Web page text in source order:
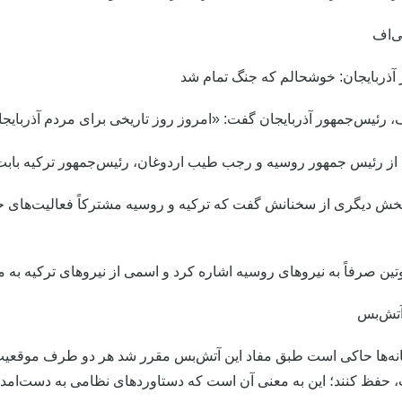
خوشحالم که جنگ تمام شد
رئیس‌جمهور آذربایجان گفت: «امروز روز تاریخی برای مردم
از رئیس جمهور روسیه و رجب طیب اردوغان، رئیس‌جمهور ترکیه
دیگری از سخنانش گفت که ترکیه و روسیه مشترکاً فعالیت‌های
صرفاً به نیروهای روسیه اشاره کرد و اسمی از نیروهای ترکیه به
آتش‌بس
حاکی است طبق مفاد این آتش‌بس مقرر شد هر دو طرف
کنند؛ این به معنی آن است که دستاوردهای نظامی به